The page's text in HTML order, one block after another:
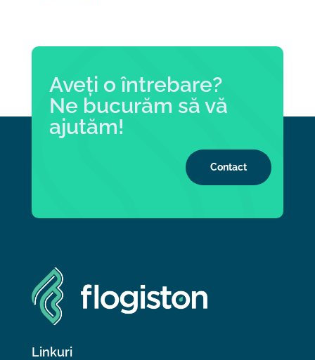
Aveți o întrebare?
Ne bucurăm să vă
ajutăm!
Contact
Linkuri